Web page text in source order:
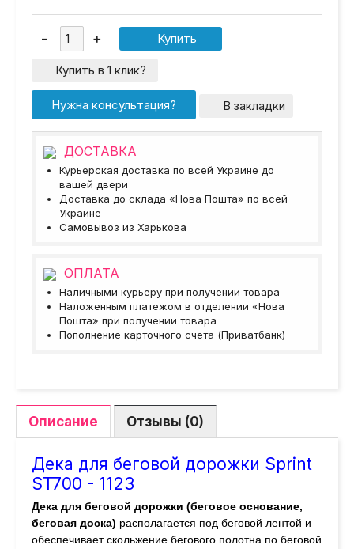
Купить в 1 клик?
Нужна консультация? В закладки
ДОСТАВКА
Курьерская доставка по всей Украине до
вашей двери
Доставка до склада «Нова Пошта» по всей
Украине
Самовывоз из Харькова
ОПЛАТА
Наличными курьеру при получении товара
Наложенным платежом в отделении «Нова
Пошта» при получении товара
Пополнение карточного счета (Приватбанк)
Описание Отзывы (0)
Дека для беговой дорожки Sprint
ST700 - 1123
Дека для беговой дорожки (беговое основание,
беговая доска) располагается под беговой лентой и
обеспечивает скольжение бегового полотна по беговой